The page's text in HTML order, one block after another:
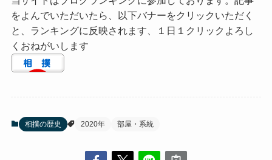
をよんでいただいたら、以下バナーをクリックいただく
と、ランキングに反映されます、１日１クリックよろし
くおねがいします
相撲の歴史 2020年 部屋・系統